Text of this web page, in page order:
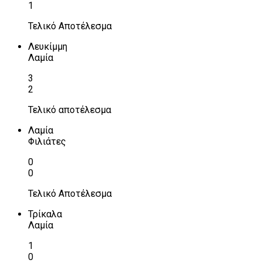
1
Τελικό Αποτέλεσμα
Λευκίμμη
Λαμία
3
2
Τελικό αποτέλεσμα
Λαμία
Φιλιάτες
0
0
Τελικό Αποτέλεσμα
Τρίκαλα
Λαμία
1
0